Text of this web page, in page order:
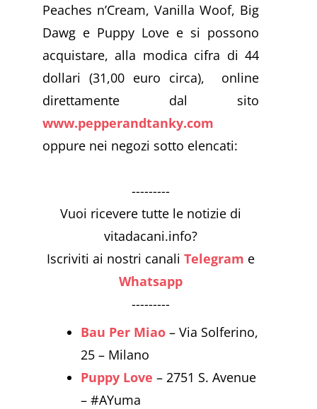
Peaches n’Cream, Vanilla Woof, Big
Dawg e Puppy Love e si possono
acquistare, alla modica cifra di 44
dollari (31,00 euro circa), online
direttamente dal sito
www.pepperandtanky.com
oppure nei negozi sotto elencati:
---------
Vuoi ricevere tutte le notizie di
vitadacani.info?
Iscriviti ai nostri canali Telegram e
Whatsapp
---------
Bau Per Miao – Via Solferino,
25 – Milano
Puppy Love – 2751 S. Avenue
– #AYuma